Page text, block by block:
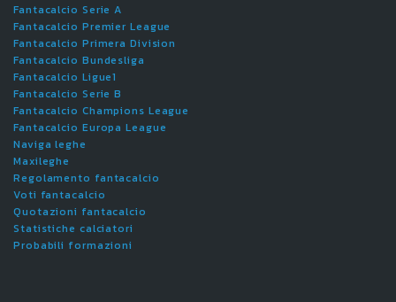
Fantacalcio Serie A
Fantacalcio Premier League
Fantacalcio Primera Division
Fantacalcio Bundesliga
Fantacalcio Ligue1
Fantacalcio Serie B
Fantacalcio Champions League
Fantacalcio Europa League
Naviga leghe
Maxileghe
Regolamento fantacalcio
Voti fantacalcio
Quotazioni fantacalcio
Statistiche calciatori
Probabili formazioni